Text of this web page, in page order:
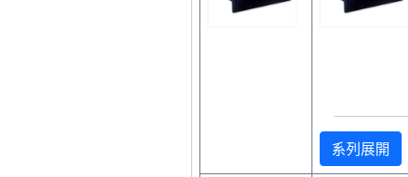
系列展開